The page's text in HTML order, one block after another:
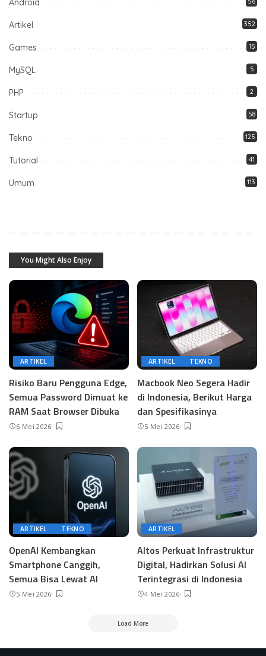
Artikel 352
Games 15
MySQL 5
PHP 2
Startup 58
Tekno 125
Tutorial 41
Umum 113
You Might Also Enjoy
ARTIKEL
Risiko Baru Pengguna Edge,
Semua Password Dimuat ke
RAM Saat Browser Dibuka
6 Mei 2026
ARTIKEL TEKNO
Macbook Neo Segera Hadir
di Indonesia, Berikut Harga
dan Spesifikasinya
5 Mei 2026
ARTIKEL TEKNO
OpenAI Kembangkan
Smartphone Canggih,
Semua Bisa Lewat AI
5 Mei 2026
ARTIKEL
Altos Perkuat Infrastruktur
Digital, Hadirkan Solusi AI
Terintegrasi di Indonesia
4 Mei 2026
Load More